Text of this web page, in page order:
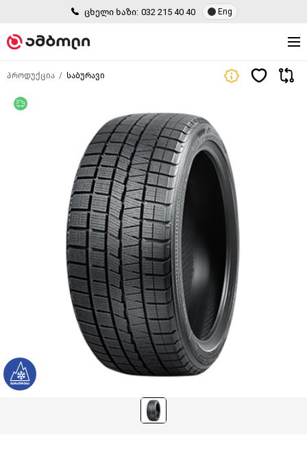
ცხელი ხაზი: 032 215 40 40 Eng
პროდუქცია საბურავი